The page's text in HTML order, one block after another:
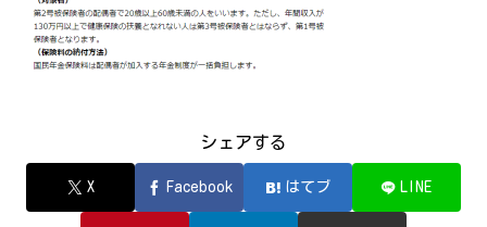
シェアする
X Facebook はてブ LINE